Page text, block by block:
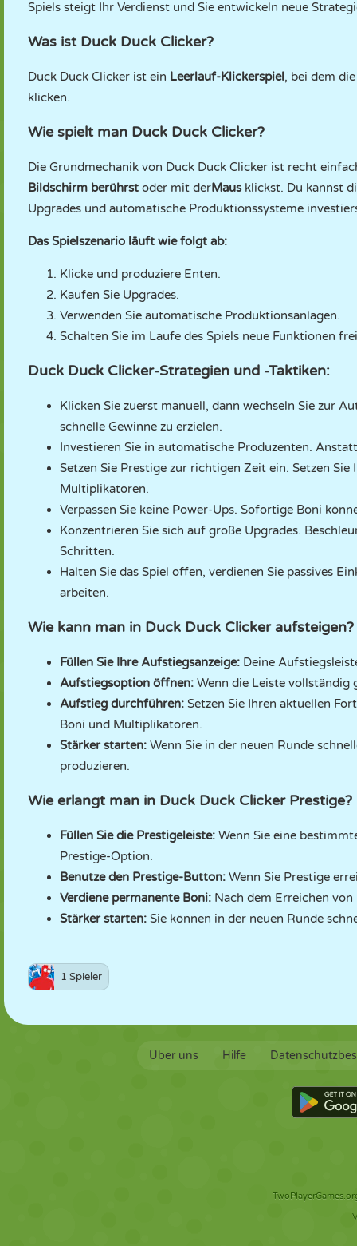
Spiels steigt Ihr Verdienst und Sie entwickeln neue
Was ist Duck Duck Clicker?
Duck Duck Clicker ist ein Leerlauf-Klickerspiel, bei dem
klicken.
Wie spielt man Duck Duck Clicker?
Die Grundmechanik von Duck Duck Clicker ist recht
Bildschirm berührst oder mit derMausklickst. Du kannst
Upgrades und automatische Produktionssysteme
Das Spielszenario läuft wie folgt ab:
Klicke und produziere Enten.
Kaufen Sie Upgrades.
Verwenden Sie automatische Produktionsanlagen.
Schalten Sie im Laufe des Spiels neue Funktionen
Duck Duck Clicker-Strategien und -Taktiken:
Klicken Sie zuerst manuell, dann wechseln Sie zur
schnelle Gewinne zu erzielen.
Investieren Sie in automatische Produzenten.
Setzen Sie Prestige zur richtigen Zeit ein. Setzen
Multiplikatoren.
Verpassen Sie keine Power-Ups. Sofortige Boni
Konzentrieren Sie sich auf große Upgrades.
Schritten.
Halten Sie das Spiel offen, verdienen Sie passives
arbeiten.
Wie kann man in Duck Duck Clicker aufsteigen?
Füllen Sie Ihre Aufstiegsanzeige: Deine
Aufstiegsoption öffnen: Wenn die Leiste
Aufstieg durchführen: Setzen Sie Ihren aktuellen
Boni und Multiplikatoren.
Stärker starten: Wenn Sie in der neuen Runde
produzieren.
Wie erlangt man in Duck Duck Clicker Prestige?
Füllen Sie die Prestigeleiste: Wenn Sie eine
Prestige-Option.
Benutze den Prestige-Button: Wenn Sie Prestige
Verdiene permanente Boni: Nach dem Erreichen
Stärker starten: Sie können in der neuen Runde
1 Spieler
Über uns Hilfe